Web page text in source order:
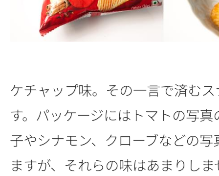
ケチャップ味。その一言で済む
す。パッケージにはトマトの写
子やシナモン、クローブなどの
ますが、それらの味はあまりし